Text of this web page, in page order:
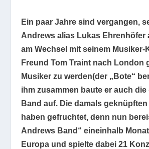
Ein paar Jahre sind vergangen,
Andrews alias Lukas Ehrenhöfer
am Wechsel mit seinem Musiker-
Freund Tom Traint nach London
Musiker zu werden(der „Bote“
ihm zusammen baute er auch die
Band auf. Die damals
haben gefruchtet, denn nun
Andrews Band“ eineinhalb
Europa und spielte dabei 21